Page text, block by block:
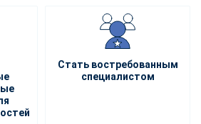
Стать востребованным
специалистом